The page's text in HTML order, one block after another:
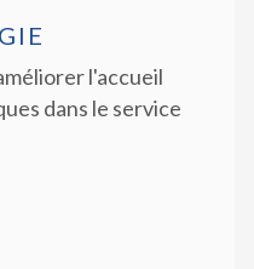
l'accueil
dans le service